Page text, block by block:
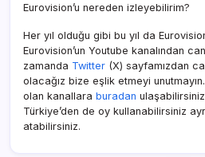
Eurovision’u nereden izleyebilirim?
Her yıl olduğu gibi bu yıl da
Eurovision’un Youtube kanalından
zamanda Twitter (X) sayfamızdan
olacağız bize eşlik etmeyi
olan kanallara buradan
Türkiye’den de oy kullanabilirsiniz
atabilirsiniz.